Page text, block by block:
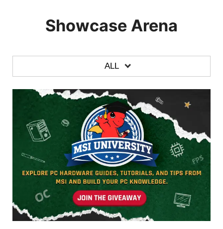
Showcase Arena
ALL
TUTTE
LAPTOPS
DESKTOPS
MONITORS
GRAPHICS CARDS
MOTHERBOARDS
CASE & COMPONENTS